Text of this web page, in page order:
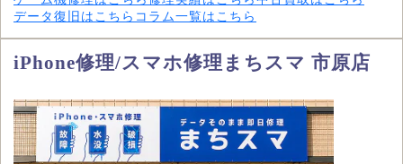
データ復旧はこちら コラム一覧はこちら
iPhone修理/スマホ修理まちスマ 市原店